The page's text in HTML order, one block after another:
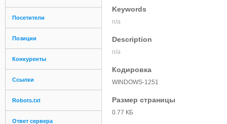
Посетители
Позиции
Конкуренты
Ссылки
Robots.txt
Ответ сервера
Keywords
n/a
Description
n/a
Кодировка
WINDOWS-1251
Размер страницы
0.77 КБ